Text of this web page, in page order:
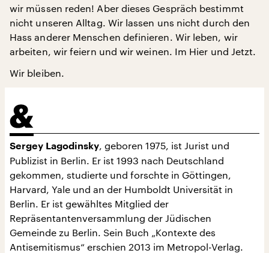
wir müssen reden! Aber dieses Gespräch bestimmt
nicht unseren Alltag. Wir lassen uns nicht durch den
Hass anderer Menschen definieren. Wir leben, wir
arbeiten, wir feiern und wir weinen. Im Hier und Jetzt.
Wir bleiben.
Sergey Lagodinsky, geboren 1975, ist Jurist und
Publizist in Berlin. Er ist 1993 nach Deutschland
gekommen, studierte und forschte in Göttingen,
Harvard, Yale und an der Humboldt Universität in
Berlin. Er ist gewähltes Mitglied der
Repräsentantenversammlung der Jüdischen
Gemeinde zu Berlin. Sein Buch „Kontexte des
Antisemitismus“ erschien 2013 im Metropol-Verlag.